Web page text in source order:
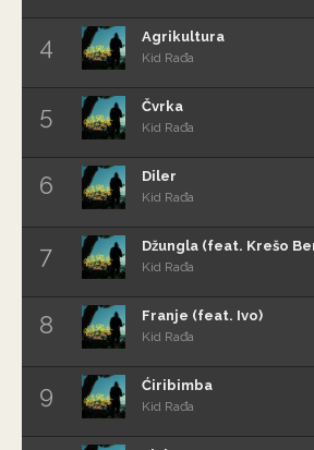
Agrikultura
Kid Rađa
Čvrka
Kid Rađa
Diler
Kid Rađa
Džungla (feat. Krešo
Kid Rađa
Franje (feat. Ivo)
Kid Rađa
Ćiribimba
Kid Rađa